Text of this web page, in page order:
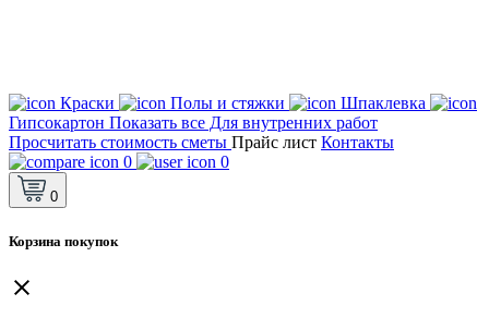
Краски Полы и стяжки
Шпаклевка
Гипсокартон Показать все Для внутренних работ
Просчитать стоимость сметы Прайс лист Контакты
0
0
0
Корзина покупок